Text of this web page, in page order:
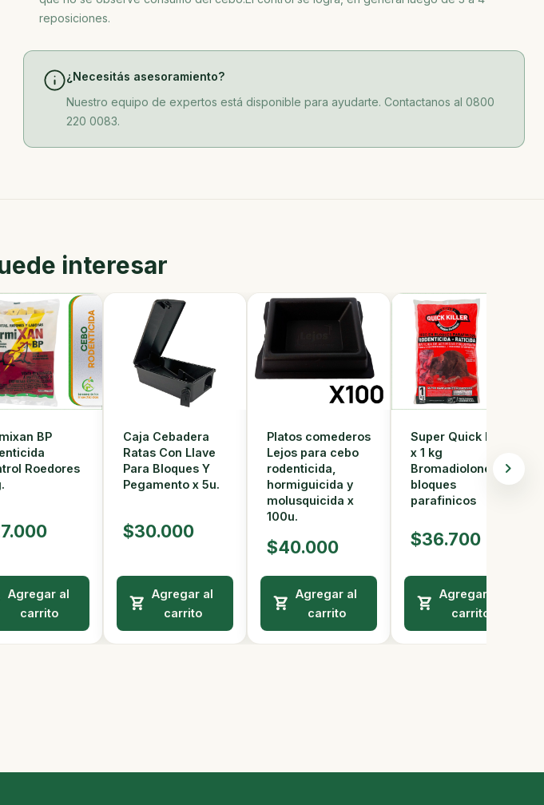
reposiciones.
¿Necesitás asesoramiento?
Nuestro equipo de expertos está disponible para ayudarte. Contactanos al 0800
220 0083.
interesar
BP
Roedores
Agregar al
carrito
Caja Cebadera
Ratas Con Llave
Para Bloques Y
Pegamento x 5u.
$30.000
Agregar al
carrito
Platos comederos
Lejos para cebo
rodenticida,
hormiguicida y
molusquicida x
100u.
$40.000
Agregar al
carrito
Super Quick Killer
x 1 kg
Bromadiolone
bloques
parafinicos
$36.700
Agregar al
carrito